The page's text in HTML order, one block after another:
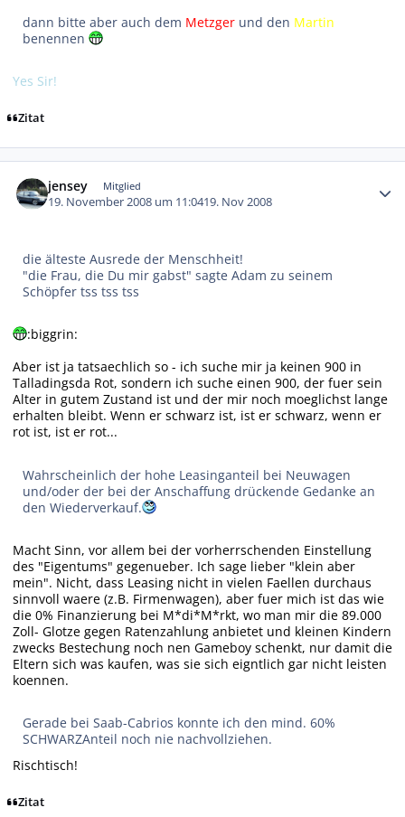
dann bitte aber auch dem Metzger und den Martin
benennen
Yes Sir!
Zitat
jensey Mitglied
19. November 2008 um 11:0419. Nov 2008
die älteste Ausrede der Menschheit!
"die Frau, die Du mir gabst" sagte Adam zu seinem
Schöpfer tss tss tss
:biggrin:
Aber ist ja tatsaechlich so - ich suche mir ja keinen 900 in
Talladingsda Rot, sondern ich suche einen 900, der fuer sein
Alter in gutem Zustand ist und der mir noch moeglichst lange
erhalten bleibt. Wenn er schwarz ist, ist er schwarz, wenn er
rot ist, ist er rot...
Wahrscheinlich der hohe Leasinganteil bei Neuwagen
und/oder der bei der Anschaffung drückende Gedanke an
den Wiederverkauf.
Macht Sinn, vor allem bei der vorherrschenden Einstellung
des "Eigentums" gegenueber. Ich sage lieber "klein aber
mein". Nicht, dass Leasing nicht in vielen Faellen durchaus
sinnvoll waere (z.B. Firmenwagen), aber fuer mich ist das wie
die 0% Finanzierung bei M*di*M*rkt, wo man mir die 89.000
Zoll- Glotze gegen Ratenzahlung anbietet und kleinen Kindern
zwecks Bestechung noch nen Gameboy schenkt, nur damit die
Eltern sich was kaufen, was sie sich eigntlich gar nicht leisten
koennen.
Gerade bei Saab-Cabrios konnte ich den mind. 60%
SCHWARZAnteil noch nie nachvollziehen.
Rischtisch!
Zitat